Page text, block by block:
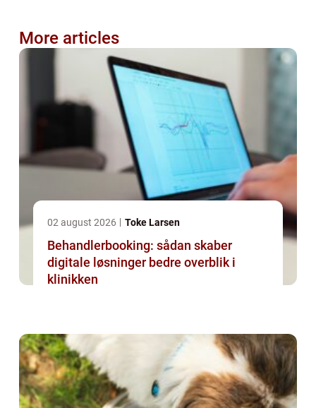
More articles
02 august 2026 Toke Larsen
Behandlerbooking: sådan skaber
digitale løsninger bedre overblik i
klinikken